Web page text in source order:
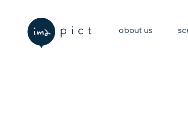
about us